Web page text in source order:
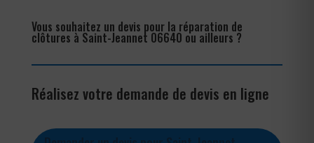
Vous souhaitez un devis pour la réparation de
clôtures à Saint-Jeannet 06640 ou ailleurs ?
Réalisez votre demande de devis en ligne